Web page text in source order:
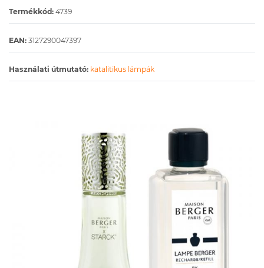
Termékkód: 4739
EAN: 3127290047397
Használati útmutató: katalitikus lámpák